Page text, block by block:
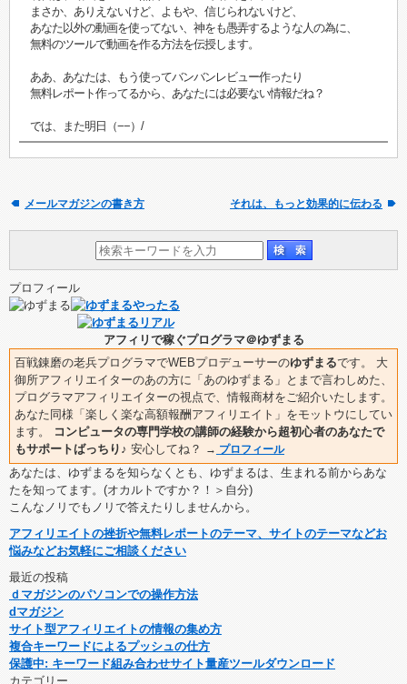
まさか、ありえないけど、よもや、信じられないけど、
あなた以外の動画を使ってない、神をも愚弄するような人の為に、
無料のツールで動画を作る方法を伝授します。
ああ、あなたは、もう使ってバンバンレビュー作ったり
無料レポート作ってるから、あなたには必要ない情報だね？
では、また明日（−−）/
メールマガジンの書き方 それは、もっと効果的に伝わる
プロフィール
アフィリで稼ぐプログラマ＠ゆずまる
百戦錬磨の老兵プログラマでWEBプロデューサーのゆずまるです。 大
御所アフィリエイターのあの方に「あのゆずまる」とまで言わしめた、
プログラマアフィリエイターの視点で、情報商材をご紹介いたします。
あなた同様「楽しく楽な高額報酬アフィリエイト」をモットウにしてい
ます。
コンピュータの専門学校の講師の経験から超初心者のあなたで
もサポートばっちり♪ 安心してね？ → プロフィール
あなたは、ゆずまるを知らなくとも、ゆずまるは、生まれる前からあな
たを知ってます。(オカルトですか？！＞自分)
こんなノリでもノリで答えたりしませんから。
アフィリエイトの挫折や無料レポートのテーマ、サイトのテーマなどお
悩みなどお気軽にご相談ください
最近の投稿
ｄマガジンのパソコンでの操作方法
dマガジン
サイト型アフィリエイトの情報の集め方
複合キーワードによるプッシュの仕方
保護中: キーワード組み合わせサイト量産ツールダウンロード
カテゴリー